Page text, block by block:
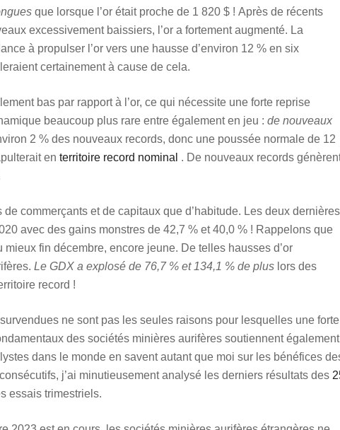
que lorsque l’or était proche de 1 820 $ ! Après de récents
excessivement baissiers, l’or a fortement augmenté. La
à propulser l’or vers une hausse d’environ 12 % en six
certainement à cause de cela.
bas par rapport à l’or, ce qui nécessite une forte reprise
beaucoup plus rare entre également en jeu : de nouveaux
2 % des nouveaux records, donc une poussée normale de 12
en territoire record nominal . De nouveaux records
commerçants et de capitaux que d’habitude. Les deux dernières
avec des gains monstres de 42,7 % et 40,0 % ! Rappelons que
mieux fin décembre, encore jeune. De telles hausses d’or
Le GDX a explosé de 76,7 % et 134,1 % de plus lors des
record !
ne sont pas les seules raisons pour lesquelles une forte
des sociétés minières aurifères soutiennent également
dans le monde en savent autant que moi sur les bénéfices
j’ai minutieusement analysé les derniers résultats des
essais trimestriels.